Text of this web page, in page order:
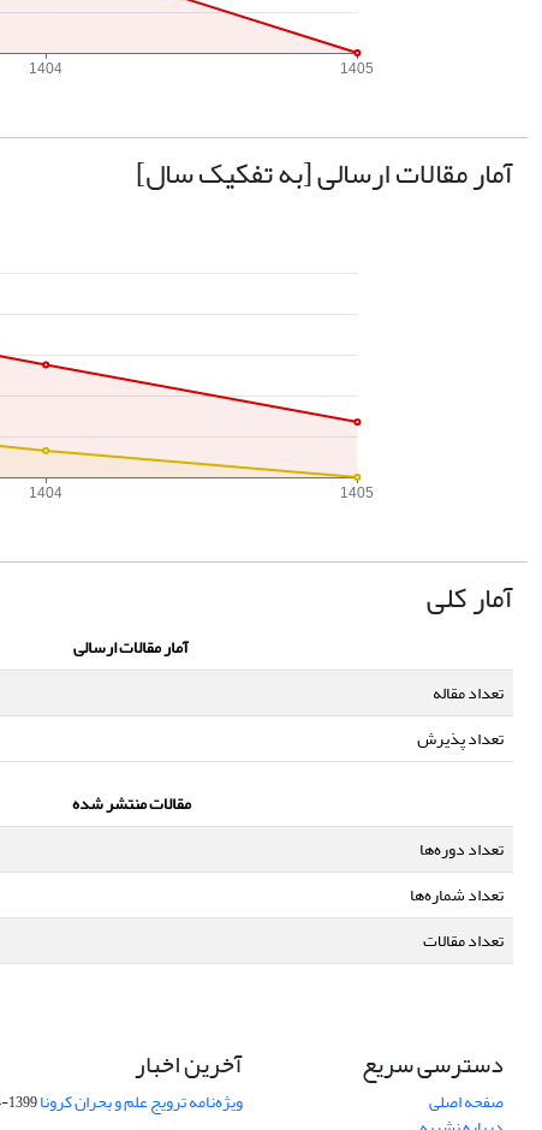
آمار مقالات ارسالی [به تفکیک سال]
آمار کلی
آمار مقالات ارسالی
تعداد مقاله
تعداد پذیرش
مقالات منتشر شده
تعداد دوره‌ها
تعداد شماره‌ها
تعداد مقالات
دسترسی سریع
صفحه اصلی
آخرین اخبار
ویژه‌نامه ترویج علم و بحران کرونا1399-04-01